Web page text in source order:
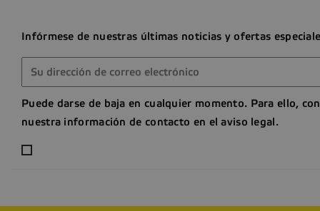
Infórmese de nuestras últimas noticias y ofertas
Puede darse de baja en cualquier momento. Para ello,
nuestra información de contacto en el aviso legal.